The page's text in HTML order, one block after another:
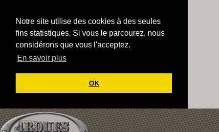
Notre site utilise des cookies à des seules
fins statistiques. Si vous le parcourez, nous
considérons que vous l'acceptez.
En savoir plus
OK